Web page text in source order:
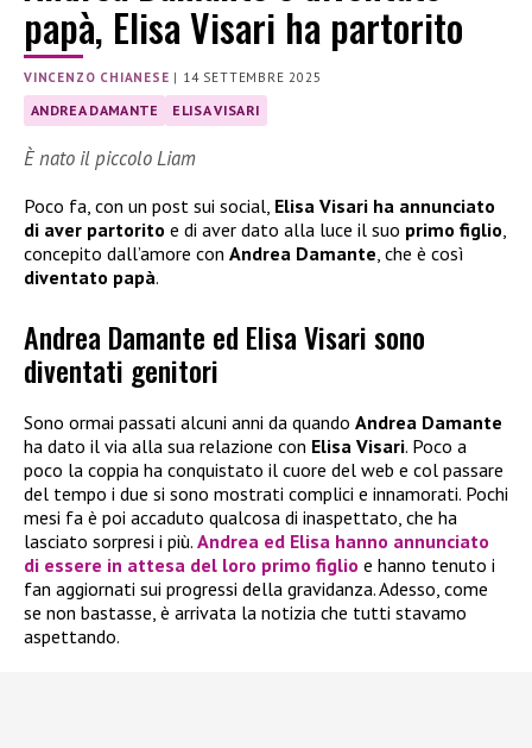
papà, Elisa Visari ha partorito
VINCENZO CHIANESE | 14 SETTEMBRE 2025
ANDREA DAMANTE ELISA VISARI
È nato il piccolo Liam
Poco fa, con un post sui social, Elisa Visari ha annunciato
di aver partorito e di aver dato alla luce il suo primo figlio
concepito dall’amore con Andrea Damante , che è così
diventato papà.
Andrea Damante ed Elisa Visari sono
diventati genitori
Sono ormai passati alcuni anni da quando Andrea Damante
ha dato il via alla sua relazione con Elisa Visari. Poco a
poco la coppia ha conquistato il cuore del web e col passare
del tempo i due si sono mostrati complici e innamorati. Pochi
mesi fa è poi accaduto qualcosa di inaspettato, che ha
lasciato sorpresi i più. Andrea ed Elisa hanno annunciato
di essere in attesa del loro primo figlio e hanno tenuto i
fan aggiornati sui progressi della gravidanza. Adesso, come
se non bastasse, è arrivata la notizia che tutti stavamo
aspettando.